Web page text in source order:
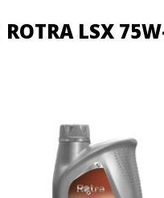
ROTRA LSX